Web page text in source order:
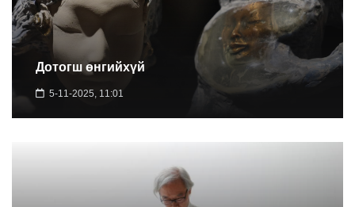
Дотогш өнгийхүй
5-11-2025, 11:01